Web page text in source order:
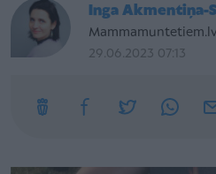
Inga Akmentiņa-
29.06.2023 07:13